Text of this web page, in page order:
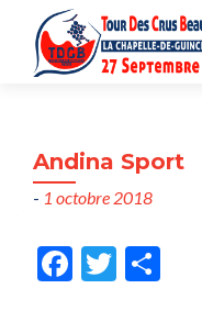
Andina Sport
- 1 octobre 2018
Fac
Twit